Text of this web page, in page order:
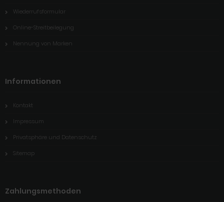
Wiederrufsformular
Online-Streitbeilegung
Nennung von Marken
Informationen
Kontakt
Impressum
Privatsphäre und Datenschutz
Sitemap
Zahlungsmethoden